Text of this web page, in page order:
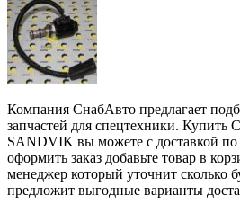
Компания СнабАвто предлагает
запчастей для спецтехники. Купить
SANDVIK вы можете с доставкой
оформить заказ добавьте товар в
менеджер который уточнит сколько
предложит выгодные варианты